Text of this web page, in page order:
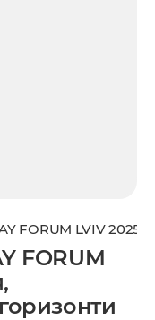
FORUM LVIV 2025:
FORUM